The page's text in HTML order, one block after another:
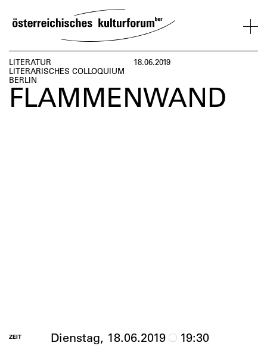
TO
VERANSTALTUNGEN KOSMOS BESUCH
VERANSTALTUNGEN
BESUCH
ÜBER
UNS
NETZWERK
LITERATUR
LITERARISCHES COLLOQUIUM
BERLIN
18.06.2019
FLAMMENWAND
ZEIT Dienstag, 18.06.2019 19:30